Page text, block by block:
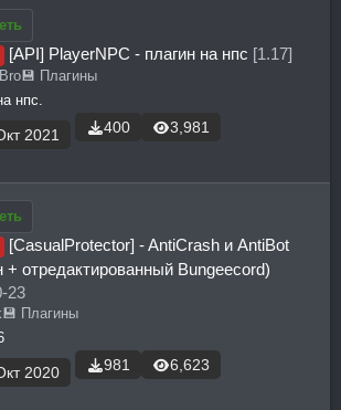
[API] PlayerNPC - плагин на нпс [1.17]
💾 Плагины
нпс.
2021 400 3,981
[CasualProtector] - AntiCrash и AntiBot
+ отредактированный Bungeecord)
23
💾 Плагины
2020 981 6,623